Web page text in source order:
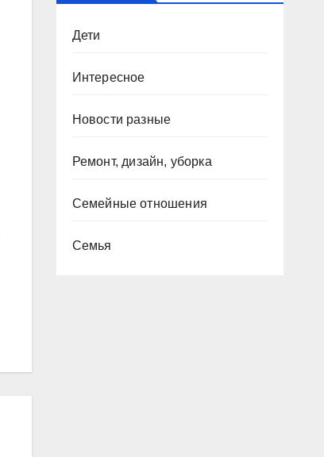
Дети
Интересное
Новости разные
Ремонт, дизайн, уборка
Семейные отношения
Семья